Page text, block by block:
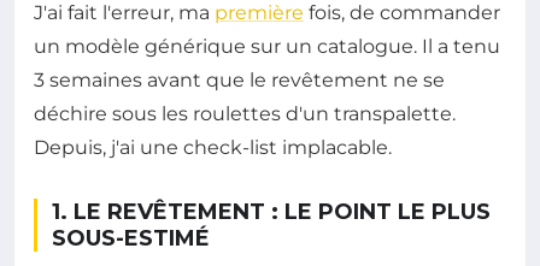
J'ai fait l'erreur, ma première fois, de commander
un modèle générique sur un catalogue. Il a tenu
3 semaines avant que le revêtement ne se
déchire sous les roulettes d'un transpalette.
Depuis, j'ai une check-list implacable.
1. LE REVÊTEMENT : LE POINT LE PLUS
SOUS-ESTIMÉ